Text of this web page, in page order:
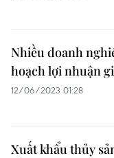
Nhiều doanh
hoạch lợi nhuận
12/06/2023 01:28
Xuất khẩu thủy